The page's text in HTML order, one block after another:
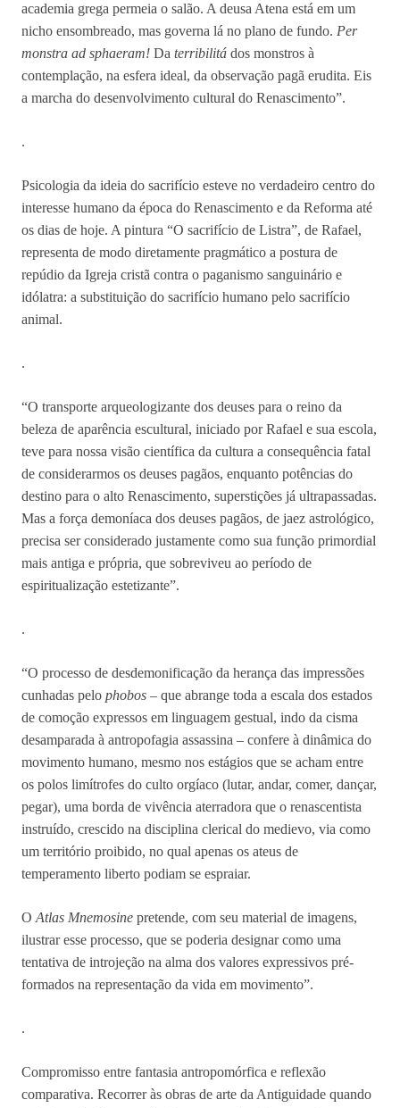
academia grega permeia o salão. A deusa Atena está em um
nicho ensombreado, mas governa lá no plano de fundo. Per
monstra ad sphaeram! Da terribilitá dos monstros à
contemplação, na esfera ideal, da observação pagã erudita. Eis
a marcha do desenvolvimento cultural do Renascimento”.
.
Psicologia da ideia do sacrifício esteve no verdadeiro centro do
interesse humano da época do Renascimento e da Reforma até
os dias de hoje. A pintura “O sacrifício de Listra”, de Rafael,
representa de modo diretamente pragmático a postura de
repúdio da Igreja cristã contra o paganismo sanguinário e
idólatra: a substituição do sacrifício humano pelo sacrifício
animal.
.
“O transporte arqueologizante dos deuses para o reino da
beleza de aparência escultural, iniciado por Rafael e sua escola,
teve para nossa visão científica da cultura a consequência fatal
de considerarmos os deuses pagãos, enquanto potências do
destino para o alto Renascimento, superstições já ultrapassadas.
Mas a força demoníaca dos deuses pagãos, de jaez astrológico,
precisa ser considerado justamente como sua função primordial
mais antiga e própria, que sobreviveu ao período de
espiritualização estetizante”.
.
“O processo de desdemonificação da herança das impressões
cunhadas pelo phobos – que abrange toda a escala dos estados
de comoção expressos em linguagem gestual, indo da cisma
desamparada à antropofagia assassina – confere à dinâmica do
movimento humano, mesmo nos estágios que se acham entre
os polos limítrofes do culto orgíaco (lutar, andar, comer, dançar,
pegar), uma borda de vivência aterradora que o renascentista
instruído, crescido na disciplina clerical do medievo, via como
um território proibido, no qual apenas os ateus de
temperamento liberto podiam se espraiar.
O Atlas Mnemosine pretende, com seu material de imagens,
ilustrar esse processo, que se poderia designar como uma
tentativa de introjeção na alma dos valores expressivos pré-
formados na representação da vida em movimento”.
.
Compromisso entre fantasia antropomórfica e reflexão
comparativa. Recorrer às obras de arte da Antiguidade quando